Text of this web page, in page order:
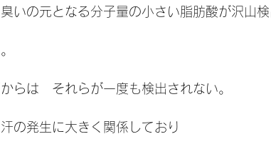
いの元となる分子量の小さい脂肪酸が沢山
らは　それらが一度も検出されない。
の発生に大きく関係しており